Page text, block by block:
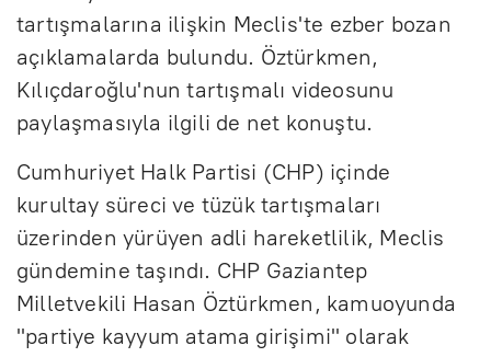
tartışmalarına ilişkin Meclis'te ezber bozan
açıklamalarda bulundu. Öztürkmen,
Kılıçdaroğlu'nun tartışmalı videosunu
paylaşmasıyla ilgili de net konuştu.
Cumhuriyet Halk Partisi (CHP) içinde
kurultay süreci ve tüzük tartışmaları
üzerinden yürüyen adli hareketlilik, Meclis
gündemine taşındı. CHP Gaziantep
Milletvekili Hasan Öztürkmen, kamuoyunda
"partiye kayyum atama girişimi" olarak